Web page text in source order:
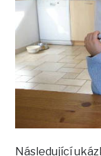
Následující